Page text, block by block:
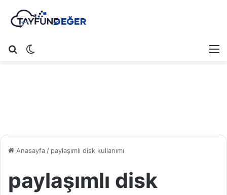
Arama yap ...
Anasayfa/ paylaşımlı disk kullanımı
paylaşımlı disk